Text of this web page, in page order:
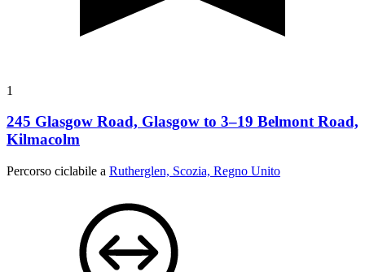
1
245 Glasgow Road, Glasgow to 3–19 Belmont Road,
Kilmacolm
Percorso ciclabile a Rutherglen, Scozia, Regno Unito